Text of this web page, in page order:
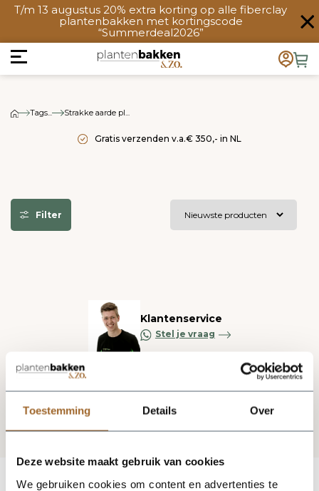
Toestemming Details Over
Deze website maakt gebruik van cookies
We gebruiken cookies om content en advertenties te
T/m 13 augustus 20% extra korting op alle fiberclay
plantenbakken met kortingscode
“Summerdeal2026”
Tags... Strakke aarde pl...
Gratis verzenden v.a.€ 350,- in NL
Filter
Klantenservice
Stel je vraag
Blijf op de hoogte via onze nieuwsbrief